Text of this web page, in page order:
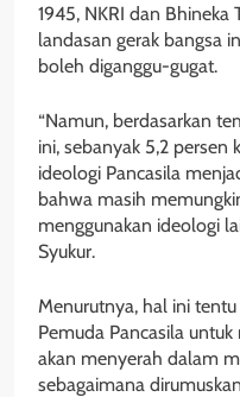
1945, NKRI dan Bhineka
landasan gerak bangsa
boleh diganggu-gugat.
“Namun, berdasarkan
ini, sebanyak 5,2
ideologi Pancasila
bahwa masih
menggunakan ideologi
Syukur.
Menurutnya, hal ini
Pemuda Pancasila
akan menyerah dalam
sebagaimana